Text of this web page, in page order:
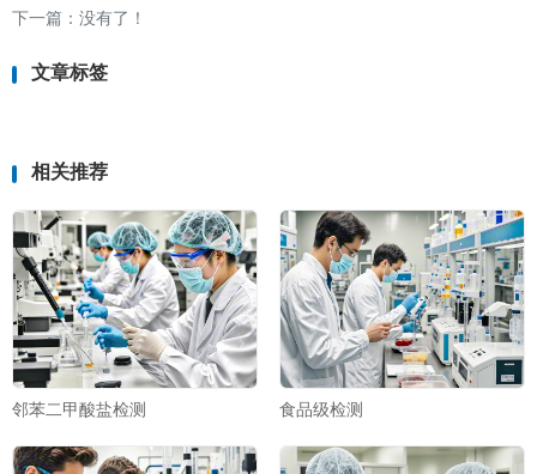
下一篇：没有了！
文章标签
相关推荐
邻苯二甲酸盐检测 食品级检测